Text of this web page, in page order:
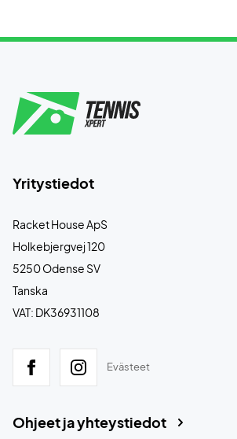
Yritystiedot
Racket House ApS
Holkebjergvej 120
5250 Odense SV
Tanska
VAT: DK36931108
Evästeet
Ohjeet ja yhteystiedot